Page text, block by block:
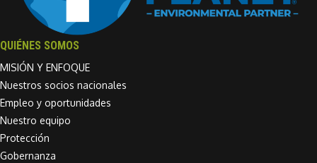
QUIÉNES SOMOS
MISIÓN Y ENFOQUE
Nuestros socios nacionales
Empleo y oportunidades
Nuestro equipo
Protección
Gobernanza